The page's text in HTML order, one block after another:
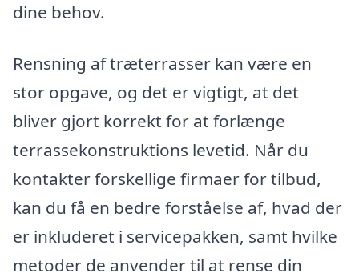
dine behov.
Rensning af træterrasser kan være en
stor opgave, og det er vigtigt, at det
bliver gjort korrekt for at forlænge
terrassekonstruktions levetid. Når du
kontakter forskellige firmaer for tilbud,
kan du få en bedre forståelse af, hvad der
er inkluderet i servicepakken, samt hvilke
metoder de anvender til at rense din